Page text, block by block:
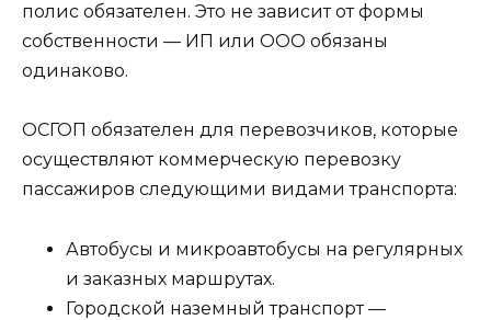
полис обязателен. Это не зависит от формы
собственности — ИП или ООО обязаны
одинаково.
ОСГОП обязателен для перевозчиков, которые
осуществляют коммерческую перевозку
пассажиров следующими видами транспорта:
Автобусы и микроавтобусы на регулярных
и заказных маршрутах.
Городской наземный транспорт —